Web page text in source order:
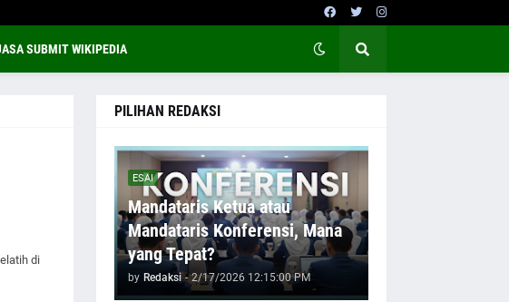
SUBMIT WIKIPEDIA
di
PILIHAN REDAKSI
ESAI
Mandataris Ketua atau
Mandataris Konferensi, Mana
yang Tepat?
by Redaksi - 2/17/2026 12:15:00 PM